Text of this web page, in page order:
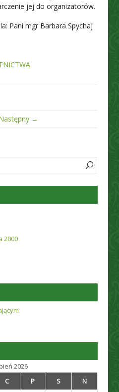
jej do organizatorów.
Pani mgr Barbara Spychaj
→
2000
2026
C P S N